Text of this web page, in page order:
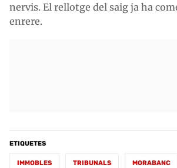
nervis. El rellotge del saig ja ha
enrere.
ETIQUETES
IMMOBLES TRIBUNALS MORABANC